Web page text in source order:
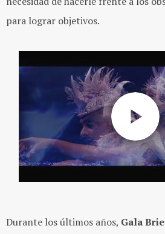
para lograr objetivos.
Durante los últimos años, Gala Brie